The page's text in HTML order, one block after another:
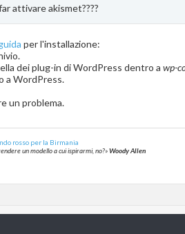
attivare akismet????
per l'installazione:
dei plug-in di WordPress dentro a wp-
a WordPress.
un problema.
rosso per la Birmania
un modello a cui ispirarmi, no?»Woody Allen